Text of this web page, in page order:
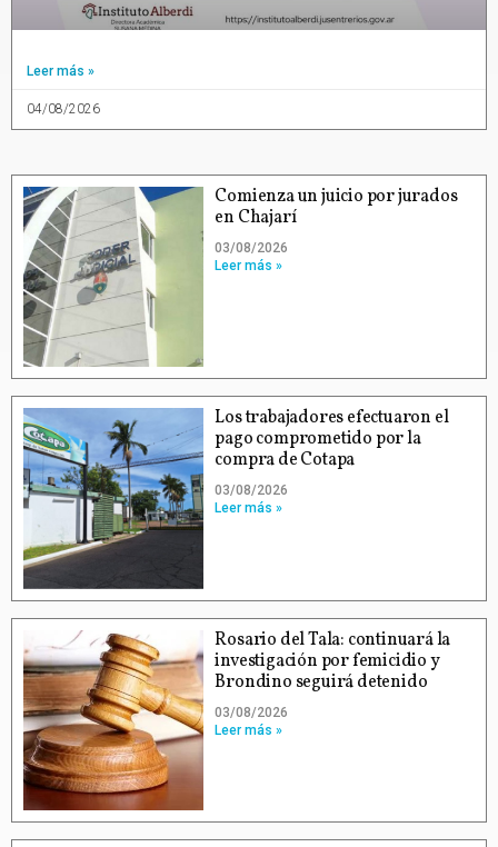
Leer más »
04/08/2026
Comienza un juicio por jurados
en Chajarí
03/08/2026
Leer más »
Los trabajadores efectuaron el
pago comprometido por la
compra de Cotapa
03/08/2026
Leer más »
Rosario del Tala: continuará la
investigación por femicidio y
Brondino seguirá detenido
03/08/2026
Leer más »